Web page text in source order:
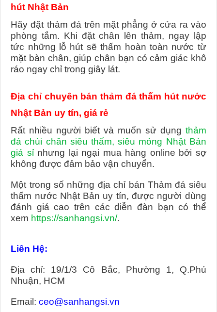
hút Nhật Bản
Hãy đặt thảm đá trên mặt phẳng ở cửa ra vào
phòng tắm. Khi đặt chân lên thảm, ngay lập
tức những lỗ hút sẽ thấm hoàn toàn nước từ
mặt bàn chân, giúp chân bạn có cảm giác khô
ráo ngay chỉ trong giây lát.
Địa chỉ chuyên bán thảm đá thấm hút nước
Nhật Bản uy tín, giá rẻ
Rất nhiều người biết và muốn sử dụng thảm
đá chùi chân siêu thấm, siêu mỏng Nhật Bản
giá sỉnhưng lại ngại mua hàng online bởi sợ
không được đảm bảo vận chuyển.
Một trong số những địa chỉ bán Thảm đá siêu
thấm nước Nhật Bản uy tín, được người dùng
đánh giá cao trên các diễn đàn bạn có thể
xem https://sanhangsi.vn/.
Liên Hệ:
Địa chỉ: 19/1/3 Cô Bắc, Phường 1, Q.Phú
Nhuận, HCM
Email:ceo@sanhangsi.vn